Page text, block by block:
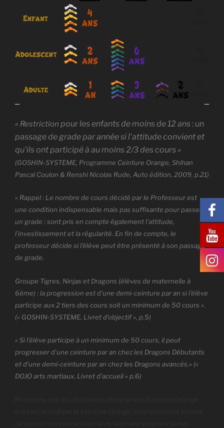
« Restriction pour les enfants de moins de 12 ans : un
passage de grade par année si l’attitude convient et
qu’ils ont participé à au moins 2/3 des cours »
(GOSHIN-SYSTEME, Programme Ceinture Orange, Shihan
Pascal Coulon & Renshi Nicolas Rude, Auto édition, 2009, p.21)
« Rappel : Le nombre de cours décidé par le Professeur est
une condition indispensable mais pas suffisante pour passer
un grade : sont pris en compte également l’attitude,
l’investissement et la régularité. En fin de compte, le
professeur décide si l’élève peut être présenté à son passage
de grade.
Groupe Tigres, Ninjas et Dragons (élèves de maternelle à
6ème) : la progression est d’une demi-ceinture par an si l’élève
participe aux 2 tiers des cours soit un minimum de 50 cours ».
(« GOSHIN-SYSTEME, Livret d’objectif », p.5)
« Si l’élève participe à un minimum de 50 cours, il peut
progresser d’une ceinture par an chez les Dragons Débutants
et d’une demi-ceinture par an chez les Dragons avancés.» («
DOJO arts martiaux, Livret d’accueil » p.6)